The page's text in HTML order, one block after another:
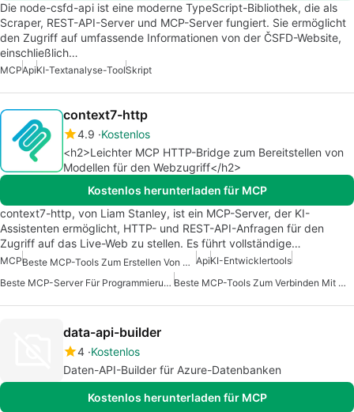
Die node-csfd-api ist eine moderne TypeScript-Bibliothek, die als
Scraper, REST-API-Server und MCP-Server fungiert. Sie ermöglicht
den Zugriff auf umfassende Informationen von der ČSFD-Website,
einschließlich…
MCPApiKI-Textanalyse-ToolSkript
context7-http
4.9 Kostenlos
<h2>Leichter MCP HTTP-Bridge zum Bereitstellen von
Modellen für den Webzugriff</h2>
Kostenlos herunterladen für MCP
context7-http, von Liam Stanley, ist ein MCP-Server, der KI-
Assistenten ermöglicht, HTTP- und REST-API-Anfragen für den
Zugriff auf das Live-Web zu stellen. Es führt vollständige…
MCP Beste MCP-Tools Zum Erstellen Von KI-Agenten ApiKI-Entwicklertools
Beste MCP-Server Für Programmierung
Beste MCP-Tools Zum Verbinden Mit Daten
data-api-builder
4 Kostenlos
Daten-API-Builder für Azure-Datenbanken
Kostenlos herunterladen für MCP